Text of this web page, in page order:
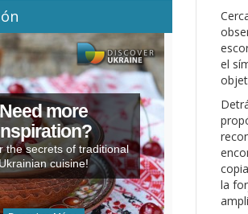
Need more
the secrets of traditional
cuisine!
el
la